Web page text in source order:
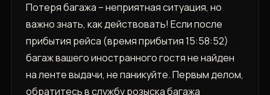
Потеря багажа – неприятная ситуация, но
важно знать, как действовать! Если после
прибытия рейса (время прибытия 15:58:52)
багаж вашего иностранного гостя не найден
на ленте выдачи, не паникуйте. Первым делом,
обратитесь в службу розыска багажа